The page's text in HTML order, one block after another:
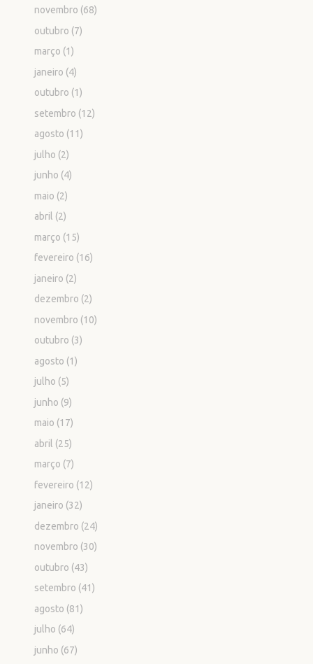
novembro (68)
outubro (7)
março (1)
janeiro (4)
outubro (1)
setembro (12)
agosto (11)
julho (2)
junho (4)
maio (2)
abril (2)
março (15)
fevereiro (16)
janeiro (2)
dezembro (2)
novembro (10)
outubro (3)
agosto (1)
julho (5)
junho (9)
maio (17)
abril (25)
março (7)
fevereiro (12)
janeiro (32)
dezembro (24)
novembro (30)
outubro (43)
setembro (41)
agosto (81)
julho (64)
junho (67)